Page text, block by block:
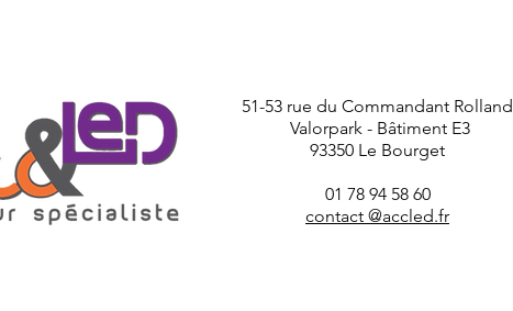
51-53 rue du Commandant Rolland
Valorpark - Bâtiment E3
93350 Le Bourget
01 78 94 58 60
contact @accled.fr